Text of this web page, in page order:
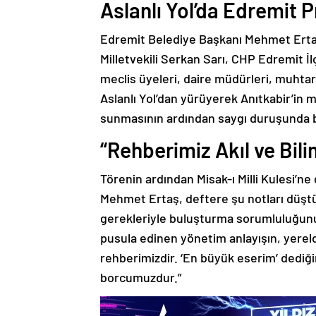
Aslanlı Yol’da Edremit
Edremit Belediye Başkanı Mehmet
Milletvekili Serkan Sarı, CHP Edremit
meclis üyeleri, daire müdürleri,
Aslanlı Yol’dan yürüyerek Anıtkabir’in
sunmasının ardından saygı
“Rehberimiz Akıl ve
Törenin ardından Misak-ı Milli
Mehmet Ertaş, deftere şu notları
gerekleriyle buluşturma
pusula edinen yönetim anlayışın,
rehberimizdir. ‘En büyük eserim’
borcumuzdur.”